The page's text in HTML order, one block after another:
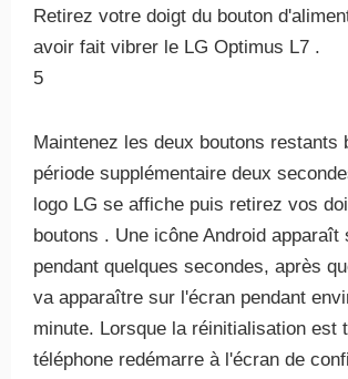
Retirez votre doigt du bouton
avoir fait vibrer le LG Optimus L7 .
5
Maintenez les deux boutons restants
période supplémentaire deux
logo LG se affiche puis retirez vos
boutons . Une icône Android apparaît
pendant quelques secondes, après
va apparaître sur l'écran pendant
minute. Lorsque la réinitialisation est
téléphone redémarre à l'écran de